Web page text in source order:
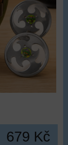
679 Kč